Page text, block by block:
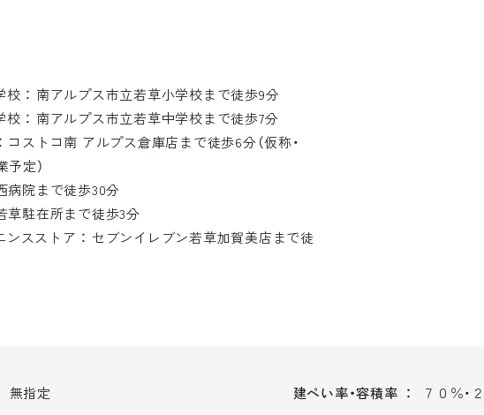
校 ： 南アルプス市立若草小学校まで徒歩9分
校 ： 南アルプス市立若草中学校まで徒歩7分
コストコ南 アルプス倉庫店まで徒歩6分（仮称・
予定）
病院まで徒歩30分
草駐在所まで徒歩3分
ンスストア ： セブンイレブン若草加賀美店まで徒
無指定
建ぺい率・容積率
７０％・